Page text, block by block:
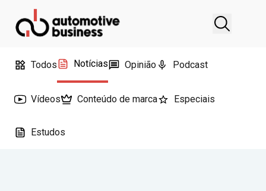
Todos Notícias Opinião Podcast
Vídeos Conteúdo de marca Especiais
Estudos